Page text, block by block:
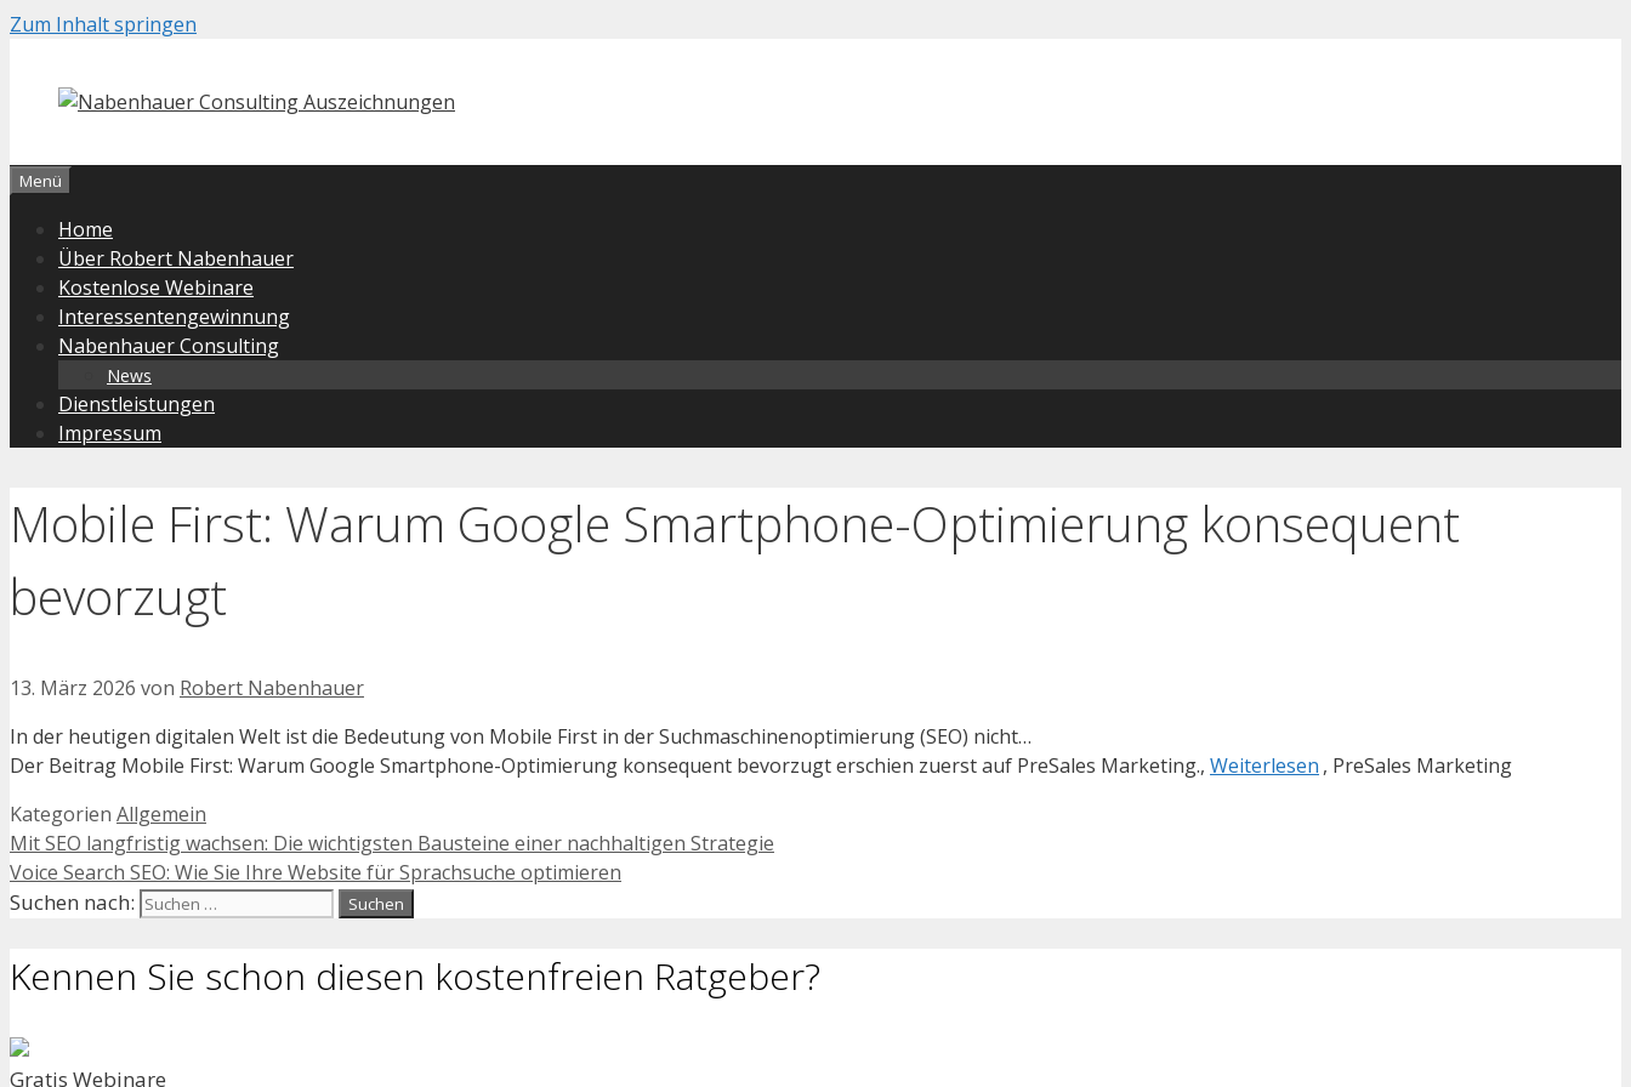
Zum Inhalt springen
Menü
Home
Über Robert Nabenhauer
Kostenlose Webinare
Interessentengewinnung
Nabenhauer Consulting
News
Dienstleistungen
Impressum
Mobile First: Warum Google Smartphone-Optimierung konsequent
bevorzugt
13. März 2026 von Robert Nabenhauer
In der heutigen digitalen Welt ist die Bedeutung von Mobile First in der Suchmaschinenoptimierung (SEO) nicht…
Der Beitrag Mobile First: Warum Google Smartphone-Optimierung konsequent bevorzugt erschien zuerst auf PreSales Marketing., Weiterlesen , PreSales Marketing
Kategorien Allgemein
Mit SEO langfristig wachsen: Die wichtigsten Bausteine einer nachhaltigen Strategie
Voice Search SEO: Wie Sie Ihre Website für Sprachsuche optimieren
Suchen nach:
Kennen Sie schon diesen kostenfreien Ratgeber?
Gratis Webinare